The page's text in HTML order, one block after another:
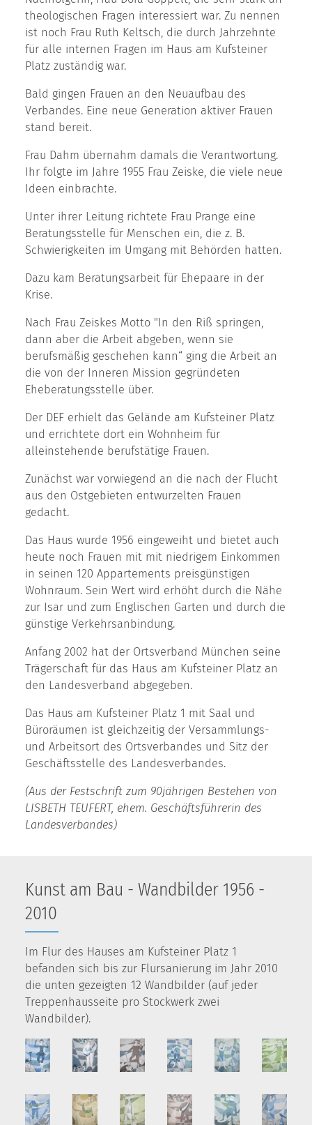
theologischen Fragen interessiert war. Zu nennen
ist noch Frau Ruth Keltsch, die durch Jahrzehnte
für alle internen Fragen im Haus am Kufsteiner
Platz zuständig war.
Bald gingen Frauen an den Neuaufbau des
Verbandes. Eine neue Generation aktiver Frauen
stand bereit.
Frau Dahm übernahm damals die Verantwortung.
Ihr folgte im Jahre 1955 Frau Zeiske, die viele neue
Ideen einbrachte.
Unter ihrer Leitung richtete Frau Prange eine
Beratungsstelle für Menschen ein, die z. B.
Schwierigkeiten im Umgang mit Behörden hatten.
Dazu kam Beratungsarbeit für Ehepaare in der
Krise.
Nach Frau Zeiskes Motto "In den Riß springen,
dann aber die Arbeit abgeben, wenn sie
berufsmäßig geschehen kann“ ging die Arbeit an
die von der Inneren Mission gegründeten
Eheberatungsstelle über.
Der DEF erhielt das Gelände am Kufsteiner Platz
und errichtete dort ein Wohnheim für
alleinstehende berufstätige Frauen.
Zunächst war vorwiegend an die nach der Flucht
aus den Ostgebieten entwurzelten Frauen
gedacht.
Das Haus wurde 1956 eingeweiht und bietet auch
heute noch Frauen mit mit niedrigem Einkommen
in seinen 120 Appartements preisgünstigen
Wohnraum. Sein Wert wird erhöht durch die Nähe
zur Isar und zum Englischen Garten und durch die
günstige Verkehrsanbindung.
Anfang 2002 hat der Ortsverband München seine
Trägerschaft für das Haus am Kufsteiner Platz an
den Landesverband abgegeben.
Das Haus am Kufsteiner Platz 1 mit Saal und
Büroräumen ist gleichzeitig der Versammlungs-
und Arbeitsort des Ortsverbandes und Sitz der
Geschäftsstelle des Landesverbandes.
(Aus der Festschrift zum 90jährigen Bestehen von
LISBETH TEUFERT, ehem. Geschäftsführerin des
Landesverbandes)
Kunst am Bau - Wandbilder 1956 -
2010
Im Flur des Hauses am Kufsteiner Platz 1
befanden sich bis zur Flursanierung im Jahr 2010
die unten gezeigten 12 Wandbilder (auf jeder
Treppenhausseite pro Stockwerk zwei
Wandbilder).